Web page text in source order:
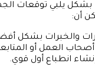
بشكل يلبي توقعات
أن:
والخبرات بشكل
أصحاب العمل أو
انطباع أول قوي.